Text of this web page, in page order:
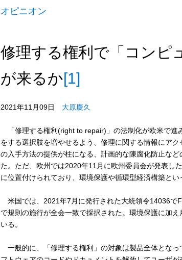
オピニオン
修理する権利で「コンピ
が来るか[1]
2021年11月09日 大原慶久
「修理する権利(right to repair)」の法制化が欧米で進
をする選択肢を増やせるよう、修理に関する情報にア
の入手方法の提供が柱になる、計画的な陳腐化防止な
た。ただ、欧州では2020年11月に欧州委員会が発表し
に位置付けられており、環境保護や循環型経済構築とい
米国では、2021年7月に発行された大統領令14036で
で規則の施行が全会一致で採択された。環境保護に加
いる。
一般的に、「修理する権利」の対象は製品全体とな